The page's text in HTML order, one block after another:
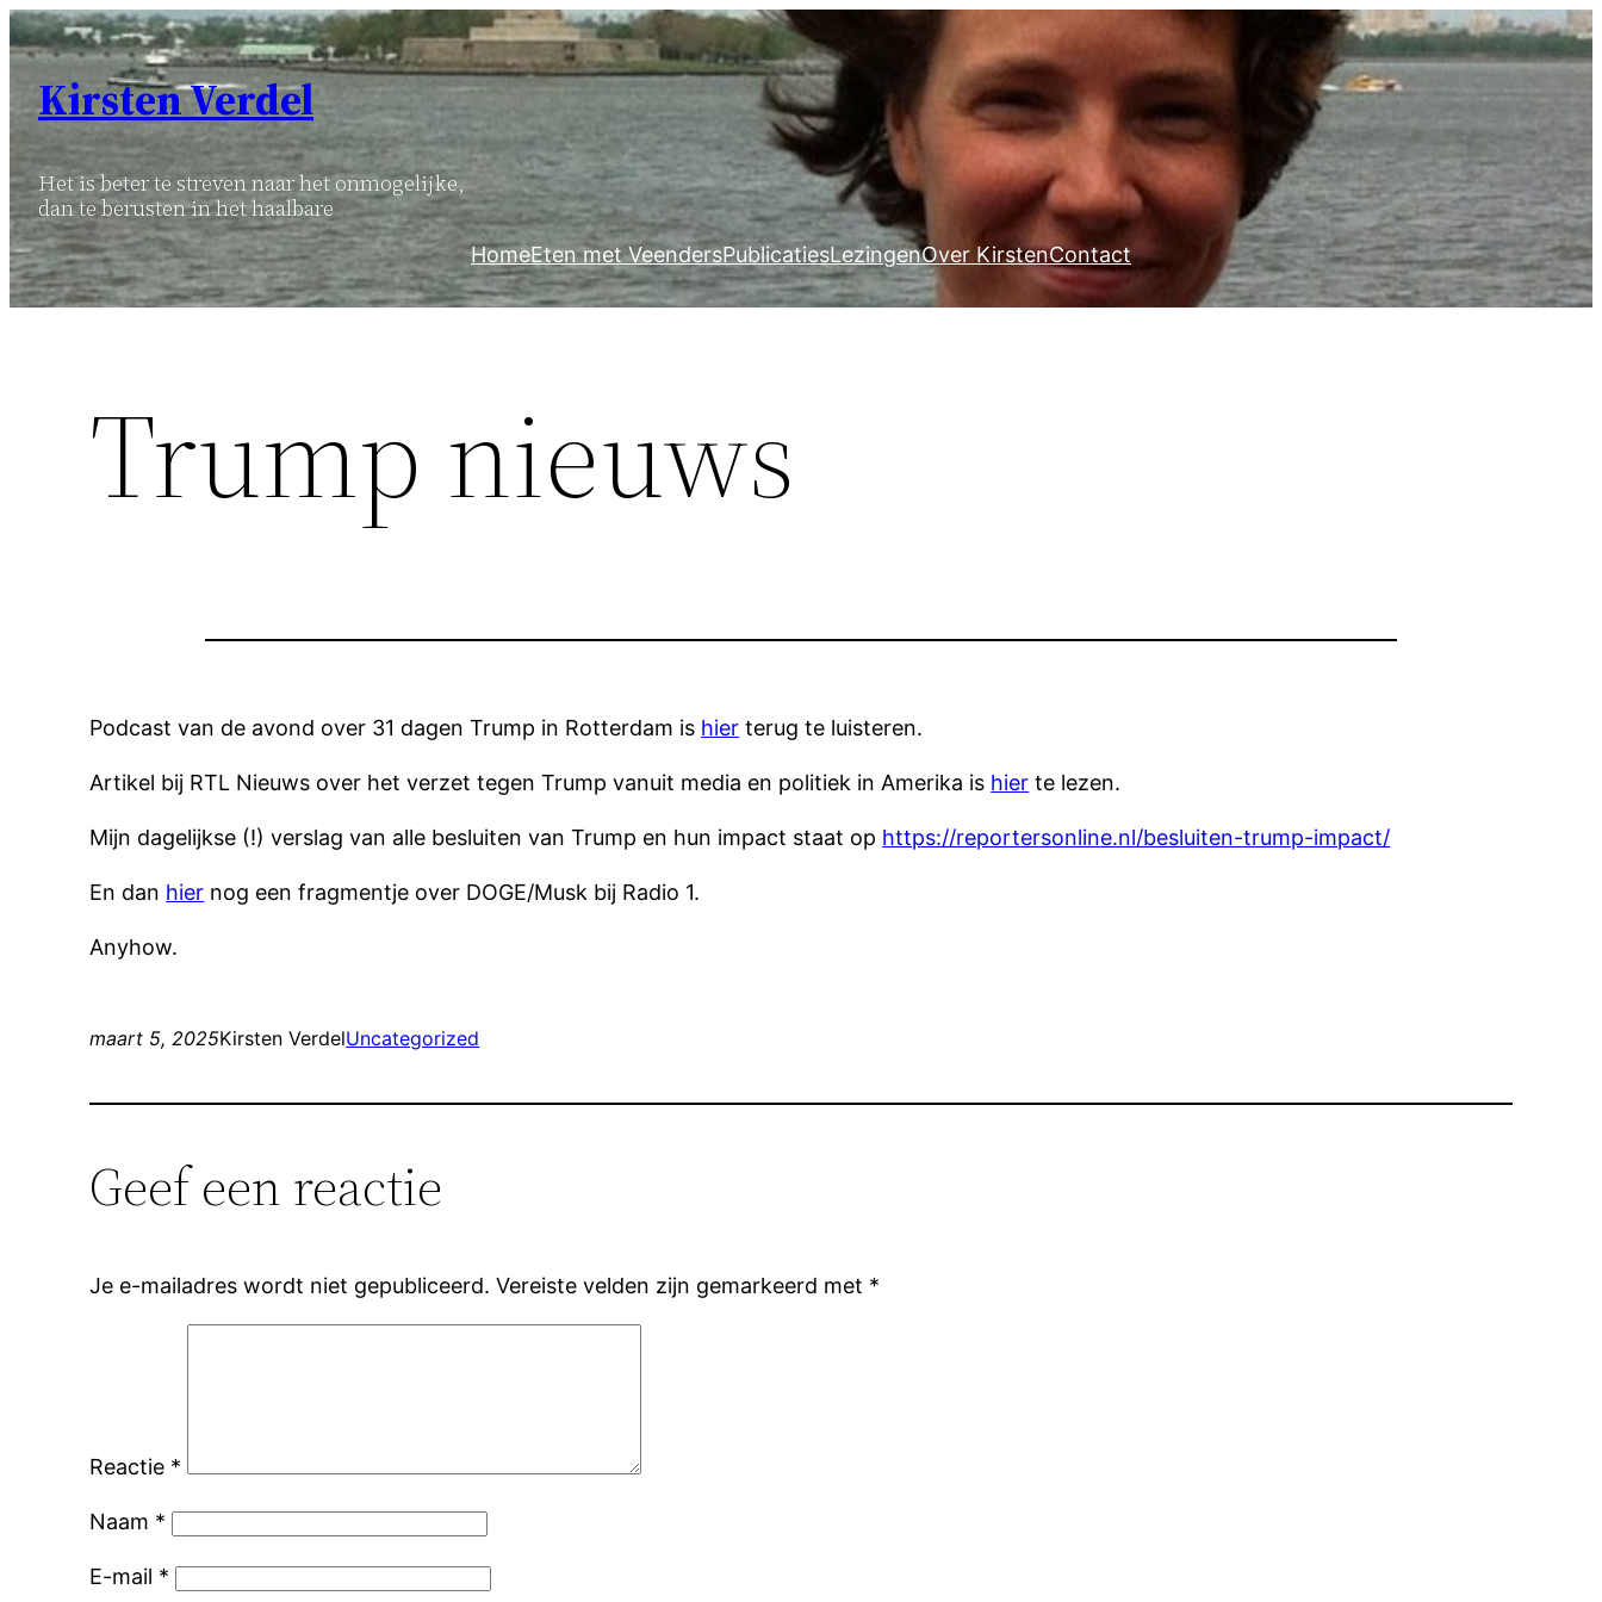
Ga
naar
inhoud
Kirsten Verdel
Het is beter te streven naar het onmogelijke,
dan te berusten in het haalbare
HomeEten met VeendersPublicatiesLezingenOver KirstenContact
Trump nieuws
Podcast van de avond over 31 dagen Trump in Rotterdam is hier terug te luisteren.
Artikel bij RTL Nieuws over het verzet tegen Trump vanuit media en politiek in Amerika is hier te lezen.
Mijn dagelijkse (!) verslag van alle besluiten van Trump en hun impact staat op https://reportersonline.nl/besluiten-trump-impact/
En dan hier nog een fragmentje over DOGE/Musk bij Radio 1.
Anyhow.
maart 5, 2025Kirsten VerdelUncategorized
Geef een reactie
Je e-mailadres wordt niet gepubliceerd. Vereiste velden zijn gemarkeerd met *
Reactie *
Naam *
E-mail *